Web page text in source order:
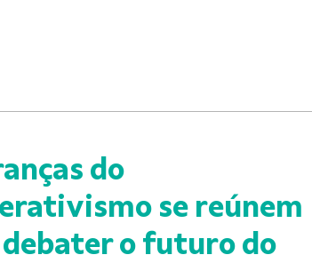
do
se reúnem
o futuro do